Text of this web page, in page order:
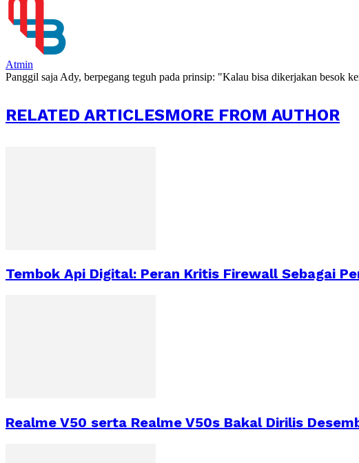
Atmin
Panggil saja Ady, berpegang teguh pada prinsip: "Kalau bisa dikerjakan besok
RELATED ARTICLESMORE FROM AUTHOR
Tembok Api Digital: Peran Kritis Firewall Sebagai
Realme V50 serta Realme V50s Bakal Dirilis